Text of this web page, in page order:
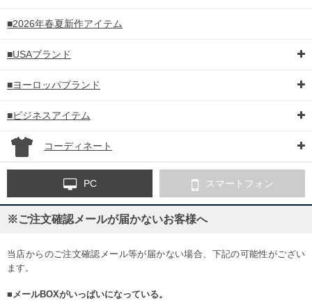
■2026年春夏新作アイテム
■USAブランド
■ヨーロッパブランド
■ビジネスアイテム
コーディネート
PC スマートフォン
※ご注文確認メールが届かないお客様へ
当店からのご注文確認メール等が届かない場合、下記の可能性がござい
ます。
■メールBOXがいっぱいになっている。